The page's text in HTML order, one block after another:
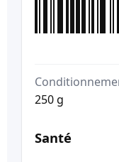
250 g
Santé